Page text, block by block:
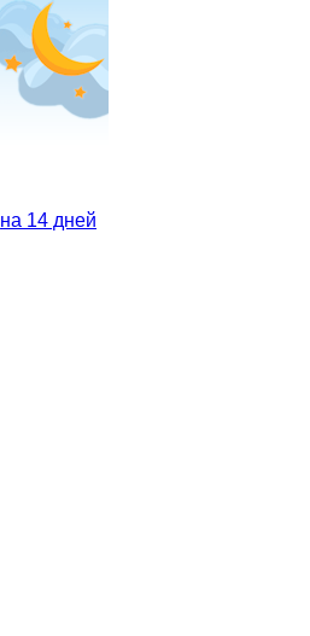
на 14 дней